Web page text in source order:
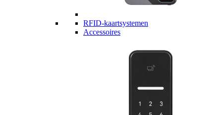
RFID-kaartsystemen
Accessoires